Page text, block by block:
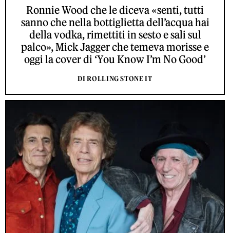
Ronnie Wood che le diceva «senti, tutti
sanno che nella bottiglietta dell’acqua hai
della vodka, rimettiti in sesto e sali sul
palco», Mick Jagger che temeva morisse e
oggi la cover di ‘You Know I’m No Good’
DI ROLLING STONE IT